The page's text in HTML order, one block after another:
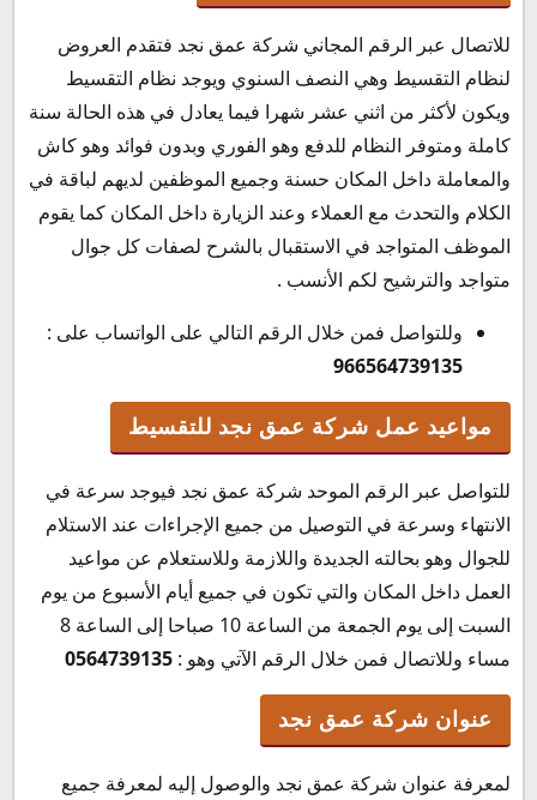
للاتصال عبر الرقم المجاني شركة عمق نجد فتقدم العروض
لنظام التقسيط وهي النصف السنوي ويوجد نظام التقسيط
ويكون لأكثر من اثني عشر شهرا فيما يعادل في هذه الحالة سنة
كاملة ومتوفر النظام للدفع وهو الفوري وبدون فوائد وهو كاش
والمعاملة داخل المكان حسنة وجميع الموظفين لديهم لباقة في
الكلام والتحدث مع العملاء وعند الزيارة داخل المكان كما يقوم
الموظف المتواجد في الاستقبال بالشرح لصفات كل جوال
متواجد والترشيح لكم الأنسب .
وللتواصل فمن خلال الرقم التالي على الواتساب على :
966564739135
مواعيد عمل شركة عمق نجد للتقسيط
للتواصل عبر الرقم الموحد شركة عمق نجد فيوجد سرعة في
الانتهاء وسرعة في التوصيل من جميع الإجراءات عند الاستلام
للجوال وهو بحالته الجديدة واللازمة وللاستعلام عن مواعيد
العمل داخل المكان والتي تكون في جميع أيام الأسبوع من يوم
السبت إلى يوم الجمعة من الساعة 10 صباحا إلى الساعة 8
مساء وللاتصال فمن خلال الرقم الآتي وهو : 0564739135
عنوان شركة عمق نجد
لمعرفة عنوان شركة عمق نجد والوصول إليه لمعرفة جميع